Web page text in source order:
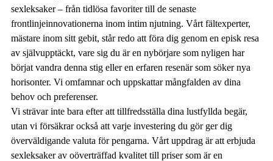
sexleksaker – från tidlösa favoriter till de senaste
frontlinjeinnovationerna inom intim njutning. Vårt fältexperter,
mästare inom sitt gebit, står redo att föra dig genom en episk resa
av självupptäckt, vare sig du är en nybörjare som nyligen har
börjat vandra denna stig eller en erfaren resenär som söker nya
horisonter. Vi omfamnar och uppskattar mångfalden av dina
behov och preferenser.
Vi strävar inte bara efter att tillfredsställa dina lustfyllda begär,
utan vi försäkrar också att varje investering du gör ger dig
överväldigande valuta för pengarna. Vårt uppdrag är att erbjuda
sexleksaker av oöverträffad kvalitet till priser som är en